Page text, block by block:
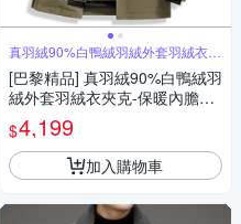
真羽絨90%白鴨絨羽絨外套羽絨衣夾
克
[巴黎精品] 真羽絨90%白鴨絨羽
絨外套羽絨衣夾克-保暖內膽秋
冬連帽男外套3色a1is103
$4,199
加入購物車